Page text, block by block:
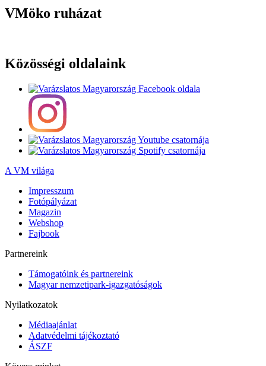
VMöko ruházat
Közösségi oldalaink
A VM világa
Impresszum
Fotópályázat
Magazin
Webshop
Fajbook
Partnereink
Támogatóink és partnereink
Magyar nemzetipark-igazgatóságok
Nyilatkozatok
Médiaajánlat
Adatvédelmi tájékoztató
ÁSZF